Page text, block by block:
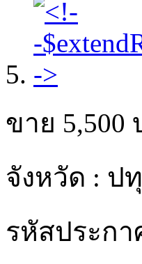
ขาย 5,500
จังหวัด : ป
รหัสประกา